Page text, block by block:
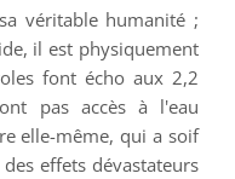
véritable humanité ;
il est physiquement
font écho aux 2,2
pas accès à l'eau
elle-même, qui a soif
effets dévastateurs